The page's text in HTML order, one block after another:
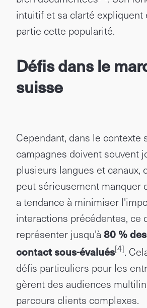
intuitif et sa clarté expliquent
partie cette popularité.
Défis dans le
suisse
Cependant, dans le contexte
campagnes doivent souvent
plusieurs langues et canaux,
peut sérieusement manquer
a tendance à minimiser
interactions précédentes, ce
représenter jusqu'à 80 %
contact sous-évalués[4].
défis particuliers pour les
gèrent des audiences
parcours clients complexes.